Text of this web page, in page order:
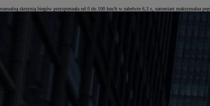
skrzynią biegów przyspieszała od 0 do 100 km/h w zaledwie 6,3 s, natomiast maksymalna